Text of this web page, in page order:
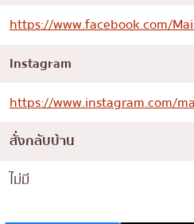
https://www.facebook.com/
Instagram
https://www.instagram.com/
สั่งกลับบ้าน
ไม่มี